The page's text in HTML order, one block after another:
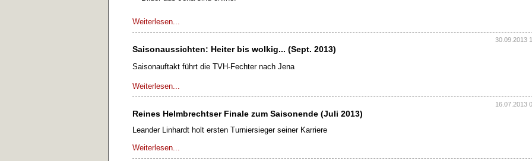
Weiterlesen...
30.09.2013
Saisonaussichten: Heiter bis wolkig... (Sept. 2013)
Saisonauftakt führt die TVH-Fechter nach Jena
Weiterlesen...
16.07.2013
Reines Helmbrechtser Finale zum Saisonende (Juli 2013)
Leander Linhardt holt ersten Turniersieger seiner Karriere
Weiterlesen...